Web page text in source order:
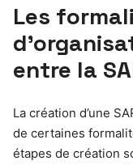
Les
entre la
La création d’une
de certaines
étapes de création